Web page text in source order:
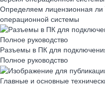
Определяем лицензионная ли
операционной системы
Разъемы в ПК для
Полное руководство
Главные и основные